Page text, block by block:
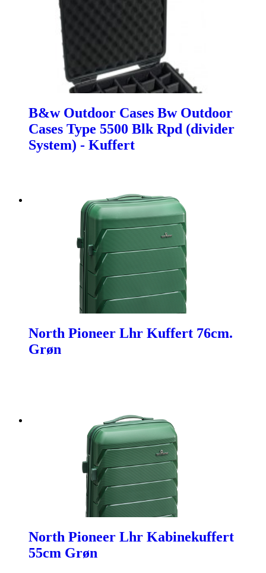
B&w Outdoor Cases Bw Outdoor
Cases Type 5500 Blk Rpd (divider
System) - Kuffert
North Pioneer Lhr Kuffert 76cm.
Grøn
North Pioneer Lhr Kabinekuffert
55cm Grøn